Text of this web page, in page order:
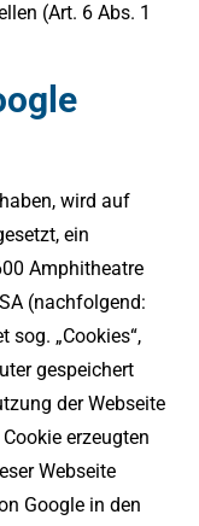
(Art. 6 Abs. 1
wird auf
ein
Amphitheatre
(nachfolgend:
sog. „Cookies“,
gespeichert
der Webseite
erzeugten
Webseite
Google in den